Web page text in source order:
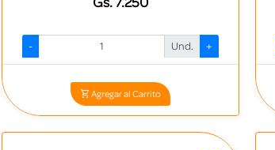
Gs. 7.250
- Und. +
Agregar al Carrito